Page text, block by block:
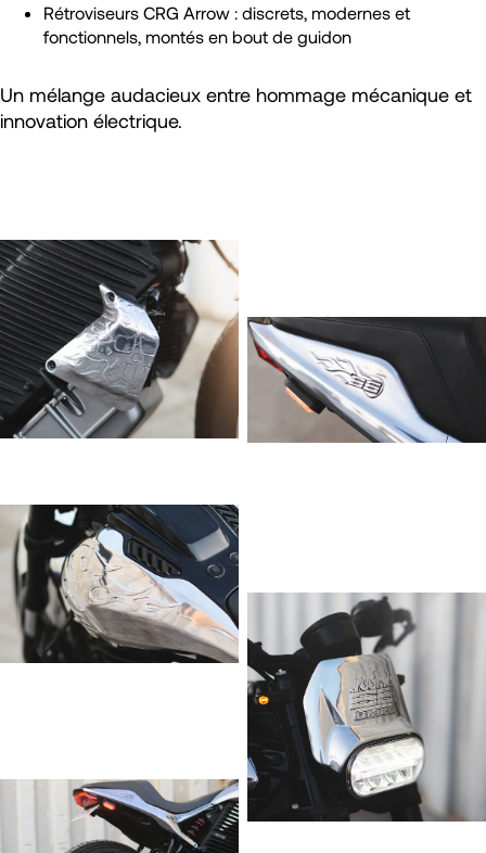
Rétroviseurs CRG Arrow : discrets, modernes et
fonctionnels, montés en bout de guidon
Un mélange audacieux entre hommage mécanique et
innovation électrique.